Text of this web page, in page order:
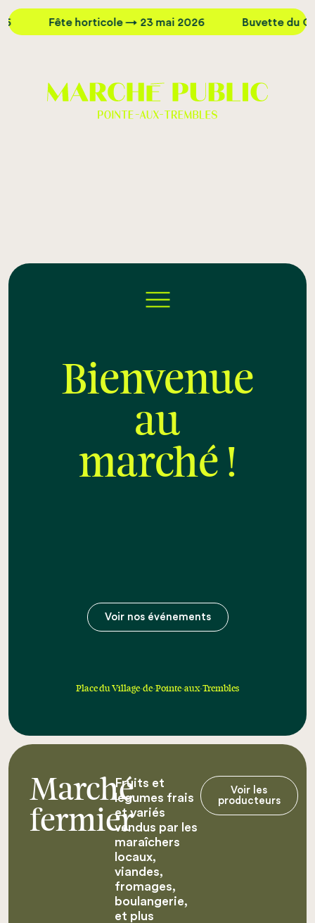
Fête horticole → 23 mai 2026 Buvette du Quai →
Bienvenue
au
marché !
Voir nos événements
Place du Village-de-Pointe-aux-Trembles
Marché
fermier
Fruits et
légumes frais
et variés
vendus par les
maraîchers
locaux,
viandes,
fromages,
boulangerie,
et plus
Voir les
producteurs